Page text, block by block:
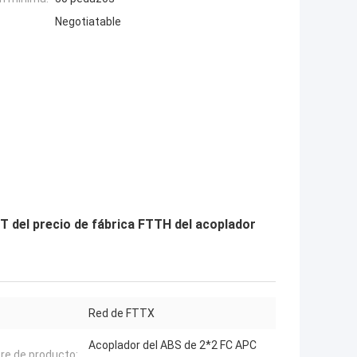
Negotiatable
del precio de fábrica FTTH del acoplador
Red de FTTX
de producto:
Acoplador del ABS de 2*2 FC APC